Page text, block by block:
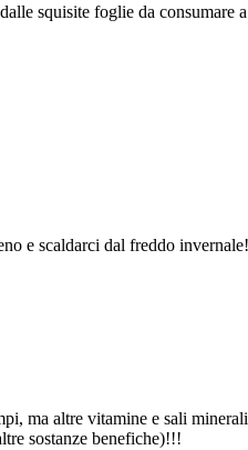
squisite foglie da consumare
e scaldarci dal freddo
ma altre vitamine e sali
sostanze benefiche)!!!